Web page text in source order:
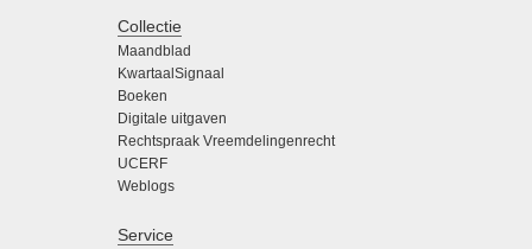
Collectie
Maandblad
KwartaalSignaal
Boeken
Digitale uitgaven
Rechtspraak Vreemdelingenrecht
UCERF
Weblogs
Service